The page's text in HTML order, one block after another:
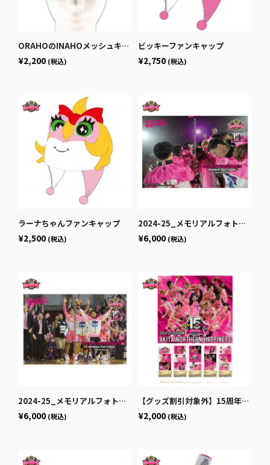
ORAHOのINAHOメッシュキャップ
¥2,200 (税込)
ビッキーファンキャップ
¥2,750 (税込)
ラーナちゃんファンキャップ
¥2,500 (税込)
2024-25_メモリアルフォトブック_オフショット集
¥6,000 (税込)
2024-25_メモリアルフォトブック_プレー集
¥6,000 (税込)
【グッズ割引対象外】15周年記念切手
¥2,000 (税込)